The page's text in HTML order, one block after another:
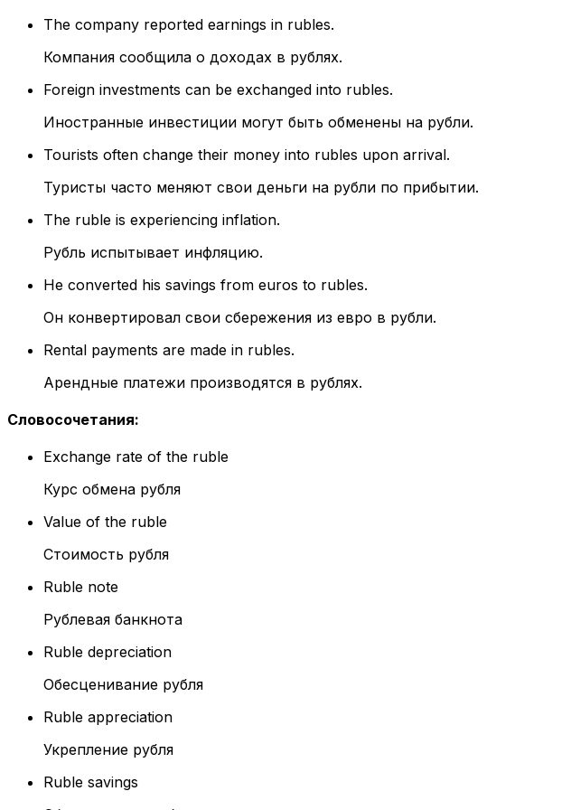
The company reported earnings in rubles.
Компания сообщила о доходах в рублях.
Foreign investments can be exchanged into rubles.
Иностранные инвестиции могут быть обменены на рубли.
Tourists often change their money into rubles upon arrival.
Туристы часто меняют свои деньги на рубли по прибытии.
The ruble is experiencing inflation.
Рубль испытывает инфляцию.
He converted his savings from euros to rubles.
Он конвертировал свои сбережения из евро в рубли.
Rental payments are made in rubles.
Арендные платежи производятся в рублях.
Словосочетания:
Exchange rate of the ruble
Курс обмена рубля
Value of the ruble
Стоимость рубля
Ruble note
Рублевая банкнота
Ruble depreciation
Обесценивание рубля
Ruble appreciation
Укрепление рубля
Ruble savings